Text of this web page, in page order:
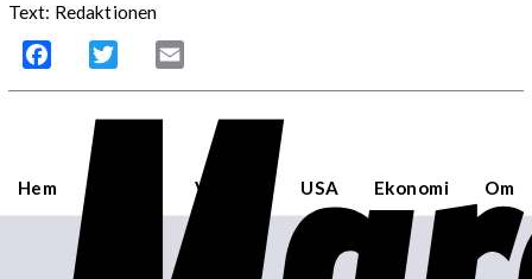
Text: Redaktionen
Facebook Twitter
Hem Världen USA Ekonomi Om